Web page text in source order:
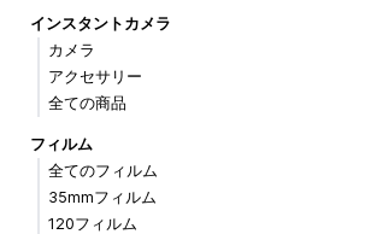
インスタントカメラ
カメラ
アクセサリー
全ての商品
フィルム
全てのフィルム
35mmフィルム
120フィルム